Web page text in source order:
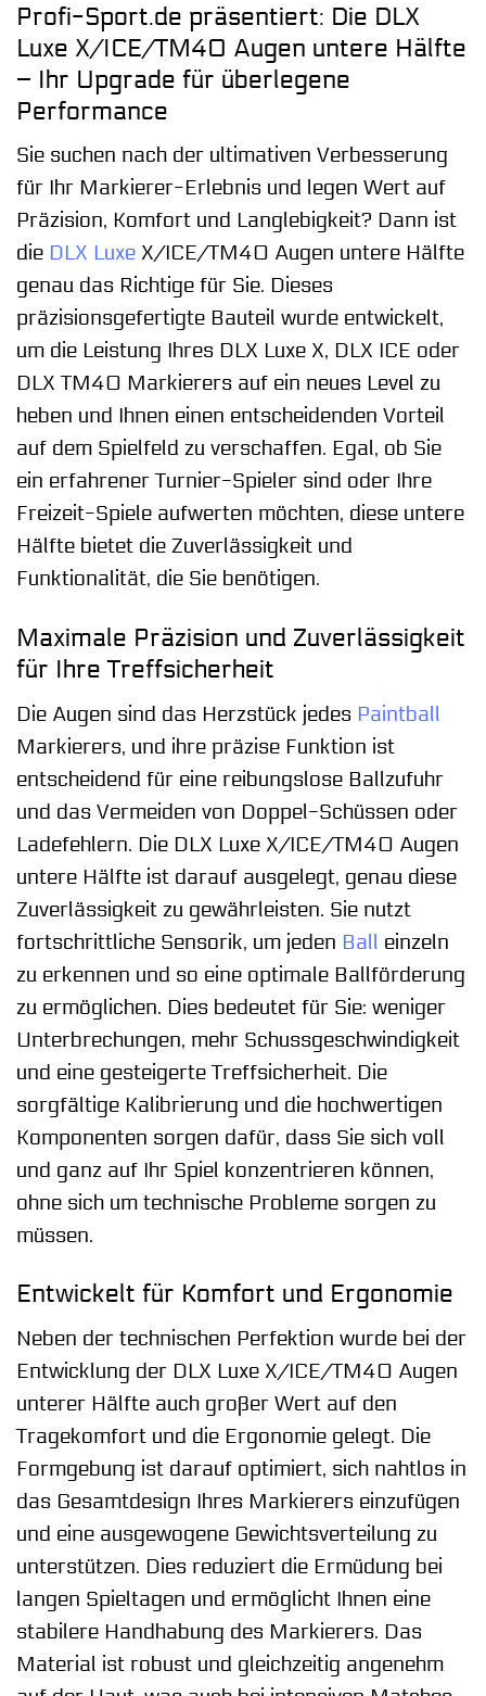
Profi-Sport.de präsentiert: Die DLX
Luxe X/ICE/TM40 Augen untere Hälfte
– Ihr Upgrade für überlegene
Performance
Sie suchen nach der ultimativen Verbesserung
für Ihr Markierer-Erlebnis und legen Wert auf
Präzision, Komfort und Langlebigkeit? Dann ist
die DLX Luxe X/ICE/TM40 Augen untere Hälfte
genau das Richtige für Sie. Dieses
präzisionsgefertigte Bauteil wurde entwickelt,
um die Leistung Ihres DLX Luxe X, DLX ICE oder
DLX TM40 Markierers auf ein neues Level zu
heben und Ihnen einen entscheidenden Vorteil
auf dem Spielfeld zu verschaffen. Egal, ob Sie
ein erfahrener Turnier-Spieler sind oder Ihre
Freizeit-Spiele aufwerten möchten, diese untere
Hälfte bietet die Zuverlässigkeit und
Funktionalität, die Sie benötigen.
Maximale Präzision und Zuverlässigkeit
für Ihre Treffsicherheit
Die Augen sind das Herzstück jedes Paintball
Markierers, und ihre präzise Funktion ist
entscheidend für eine reibungslose Ballzufuhr
und das Vermeiden von Doppel-Schüssen oder
Ladefehlern. Die DLX Luxe X/ICE/TM40 Augen
untere Hälfte ist darauf ausgelegt, genau diese
Zuverlässigkeit zu gewährleisten. Sie nutzt
fortschrittliche Sensorik, um jeden Ball einzeln
zu erkennen und so eine optimale Ballförderung
zu ermöglichen. Dies bedeutet für Sie: weniger
Unterbrechungen, mehr Schussgeschwindigkeit
und eine gesteigerte Treffsicherheit. Die
sorgfältige Kalibrierung und die hochwertigen
Komponenten sorgen dafür, dass Sie sich voll
und ganz auf Ihr Spiel konzentrieren können,
ohne sich um technische Probleme sorgen zu
müssen.
Entwickelt für Komfort und Ergonomie
Neben der technischen Perfektion wurde bei der
Entwicklung der DLX Luxe X/ICE/TM40 Augen
unterer Hälfte auch großer Wert auf den
Tragekomfort und die Ergonomie gelegt. Die
Formgebung ist darauf optimiert, sich nahtlos in
das Gesamtdesign Ihres Markierers einzufügen
und eine ausgewogene Gewichtsverteilung zu
unterstützen. Dies reduziert die Ermüdung bei
langen Spieltagen und ermöglicht Ihnen eine
stabilere Handhabung des Markierers. Das
Material ist robust und gleichzeitig angenehm